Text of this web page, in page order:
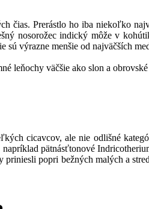
čias. Prerástlo ho iba niekoľko
nosorožec indický môže v
výrazne menšie od najväčších
leňochy väčšie ako slon a
cicavcov, ale nie odlišné
pätnásťtonové
popri bežných malých a